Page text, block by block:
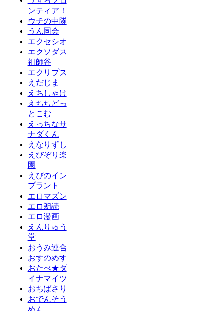
ンティア！
ウチの中隊
うん同会
エクセシオ
エクソダス
祖師谷
エクリプス
えだじま
えちしゃけ
えちちどっ
とこむ
えっちなサ
ナダくん
えなりずし
えびぞり楽
園
えびのイン
プラント
エロマズン
エロ朗読
エロ漫画
えんりゅう
堂
おうみ連合
おすのめす
おたべ★ダ
イナマイツ
おちばさり
おでんそう
めん